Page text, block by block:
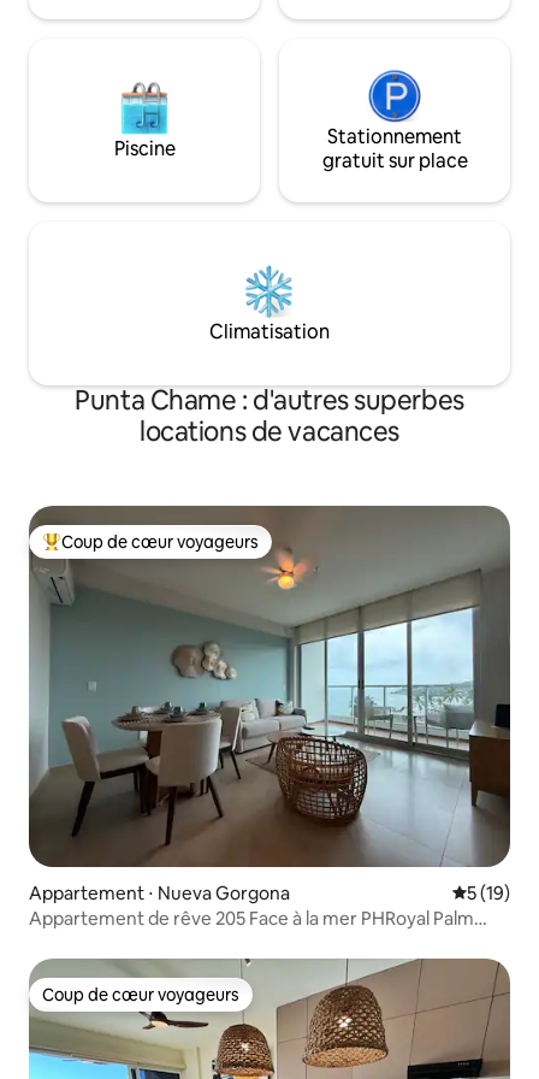
locations de départ le dimanche.
Piscine
Stationnement
gratuit sur place
Climatisation
Punta Chame : d'autres superbes
locations de vacances
Coups de cœur voyageurs les plus appréciés
Coup de cœur voyageurs
Appartement ⋅ Nueva Gorgona
5 (19)
Appartement de rêve 205 Face à la mer PHRoyal Palm
Coup de cœur voyageurs
Coup de cœur voyageurs